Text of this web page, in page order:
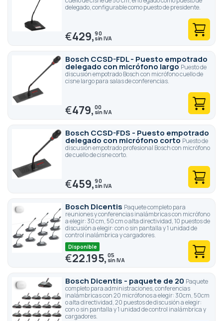
delegado, configurable como puesto de presidente.
€429,90
Bosch CCSD-FDL - Puesto empotrado
delegado con micrófono largo Puesto de
discusión empotrado Bosch con micrófono cuello de
cisne largo para salas de conferencias.
€479,00
Bosch CCSD-FDS - Puesto empotrado
delegado con micrófono corto Puesto de
discusión empotrado profesional Bosch con micrófono
de cuello de cisne corto.
€459,90
Bosch Dicentis Paquete completo para
reuniones y conferencias inalámbricas con micrófono
a elegir: 30 cm, 50 cm o alta directividad, 10 puestos de
discusión a elegir: con o sin pantalla y 1 unidad de
control inalámbrica y cargadores.
Disponible
€22.195,05
Bosch Dicentis - paquete de 20 Paquete
completo para administraciones, conferencias
inalámbricas con 20 micrófonos a elegir: 30cm, 50cm
o alta directividad, 20 puestos de discusión a elegir:
con o sin pantalla y 1 unidad de control inalámbrica y
cargadores.